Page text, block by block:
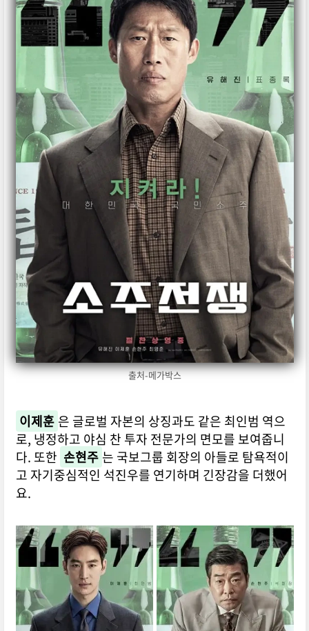
출처-메가박스
이제훈 은 글로벌 자본의 상징과도 같은 최인범 역으
로, 냉정하고 야심 찬 투자 전문가의 면모를 보여줍니
다. 또한 손현주 는 국보그룹 회장의 아들로 탐욕적이
고 자기중심적인 석진우를 연기하며 긴장감을 더했어
요.